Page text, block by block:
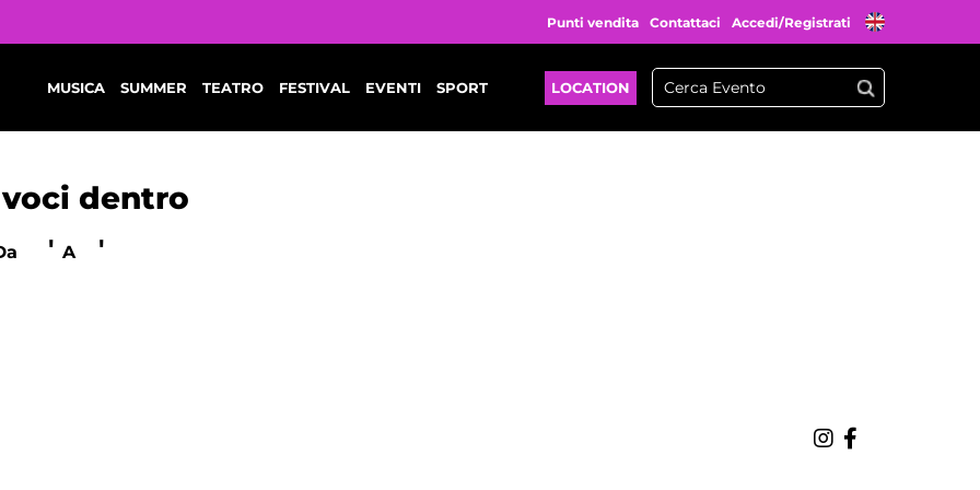
Punti vendita Contattaci Accedi/Registrati
MUSICA SUMMER TEATRO FESTIVAL EVENTI SPORT LOCATION
dentro
' A '